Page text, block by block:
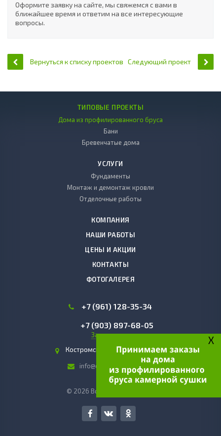
Оформите заявку на сайте, мы свяжемся с вами в
ближайшее время и ответим на все интересующие
вопросы.
Вернуться к списку проектов Следующий проект
© 2026 Все права защищены.
ТИПОВЫЕ ПРОЕКТЫ
Дома из профилированного бруса
Бани
Бревенчатые дома
УСЛУГИ
Фундаменты
Монтаж и демонтаж кровли
Отделочные работы
КОМПАНИЯ
НАШИ РАБОТЫ
ЦЕНЫ И АКЦИИ
КОНТАКТЫ
ФОТОГАЛЕРЕЯ
+7 (961) 128-35-34
+7 (903) 897-68-05
Заказать звонок
Костромская область, г. Чухлома
info@domakostroma.com
X